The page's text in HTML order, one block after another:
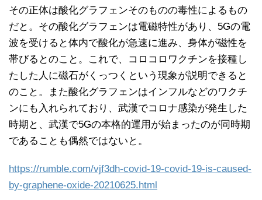
その正体は酸化グラフェンそのものの毒性によるもの
だと。その酸化グラフェンは電磁特性があり、5Gの電
波を受けると体内で酸化が急速に進み、身体が磁性を
帯びるとのこと。これで、コロコロワクチンを接種し
たした人に磁石がくっつくという現象が説明できると
のこと。また酸化グラフェンはインフルなどのワクチ
ンにも入れられており、武漢でコロナ感染が発生した
時期と、武漢で5Gの本格的運用が始まったのが同時期
であることも偶然ではないと。
https://rumble.com/vjf3dh-covid-19-covid-19-is-caused-
by-graphene-oxide-20210625.html